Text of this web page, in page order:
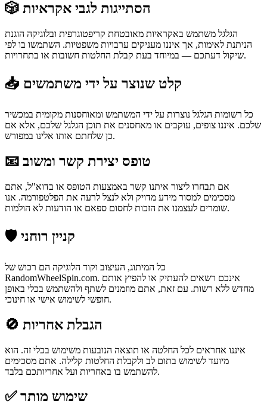
🎲 הסתייגות לגבי אקראיות
הגלגל משתמש באקראיות מאובטחת קריפטוגרפית ובלוגיקה הוגנת
הניתנת לאימות, אך איננו מעניקים ערבויות משפטיות. השתמשו בו לפי
שיקול דעתכם — במיוחד בעת קבלת החלטות חשובות או בתחרויות.
📥 קלט שנוצר על ידי משתמשים
כל רשומות הגלגל נוצרות על ידי המשתמש ומאוחסנות מקומית במכשיר
שלכם. איננו צופים, עוקבים או מאחסנים את תוכן הגלגל שלכם, אלא אם
כן שלחתם אותו אלינו במפורש.
📧 טופס יצירת קשר ומשוב
אם תבחרו ליצור איתנו קשר באמצעות הטופס או בדוא"ל, אתם
מסכימים למסור מידע מדויק ולא לנצל לרעה את הפלטפורמה. אנו
שומרים לעצמנו את הזכות לחסום ספאם או הודעות לא הולמות.
🛡️ קניין רוחני
כל המיתוג, העיצוב וקוד הלוגיקה הם רכוש של
RandomWheelSpin.com. אינכם רשאים להעתיק או להפיץ אותם
מחדש ללא רשות. עם זאת, אתם מוזמנים לשתף ולהשתמש בכלי באופן
חופשי לשימוש אישי או חינוכי.
🚫 הגבלת אחריות
איננו אחראים לכל החלטה או תוצאה הנובעות משימוש בכלי זה. הוא
מיועד לשימוש בתום לב ולקבלת החלטות קלילה. אתם מסכימים
להשתמש בו באחריות ועל אחריותכם בלבד.
✅ שימוש מותר